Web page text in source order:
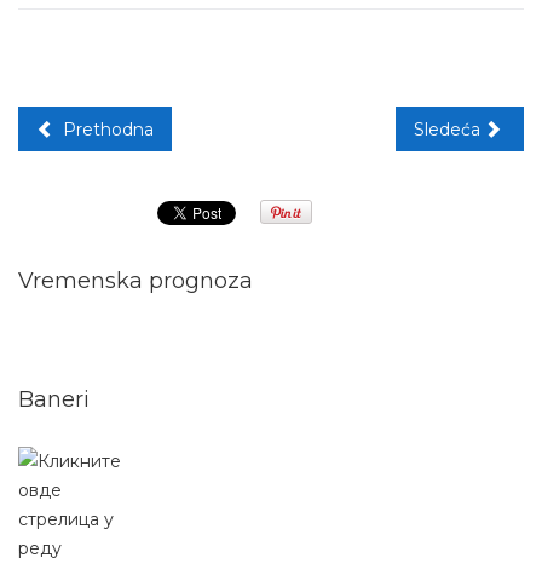
Prethodna Sledeća
Vremenska prognoza
Baneri